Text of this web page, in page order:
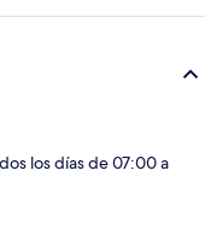
los días de 07:00 a